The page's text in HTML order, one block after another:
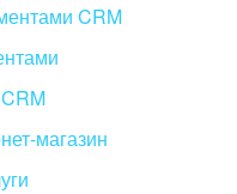
CRM
магазин